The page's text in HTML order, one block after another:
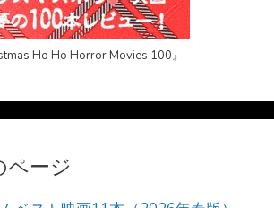
Ho Ho Horror Movies 100』
ページ